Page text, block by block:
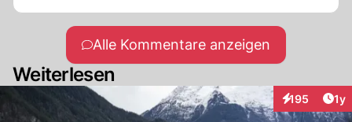
einem CH Nummernschild können es von
den Steuern abziehen. Die meisten, die in der
Schlange stehen sind nicht Schweizer
sondern haben ein D Kleber am Auto.
Alle Kommentare anzeigen
Weiterlesen
195
Interaktionen
1y